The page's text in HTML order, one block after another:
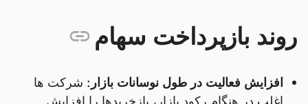
روند بازپرداخت سهام
افزایش فعالیت در طول نوسانات بازار: شرکت ها